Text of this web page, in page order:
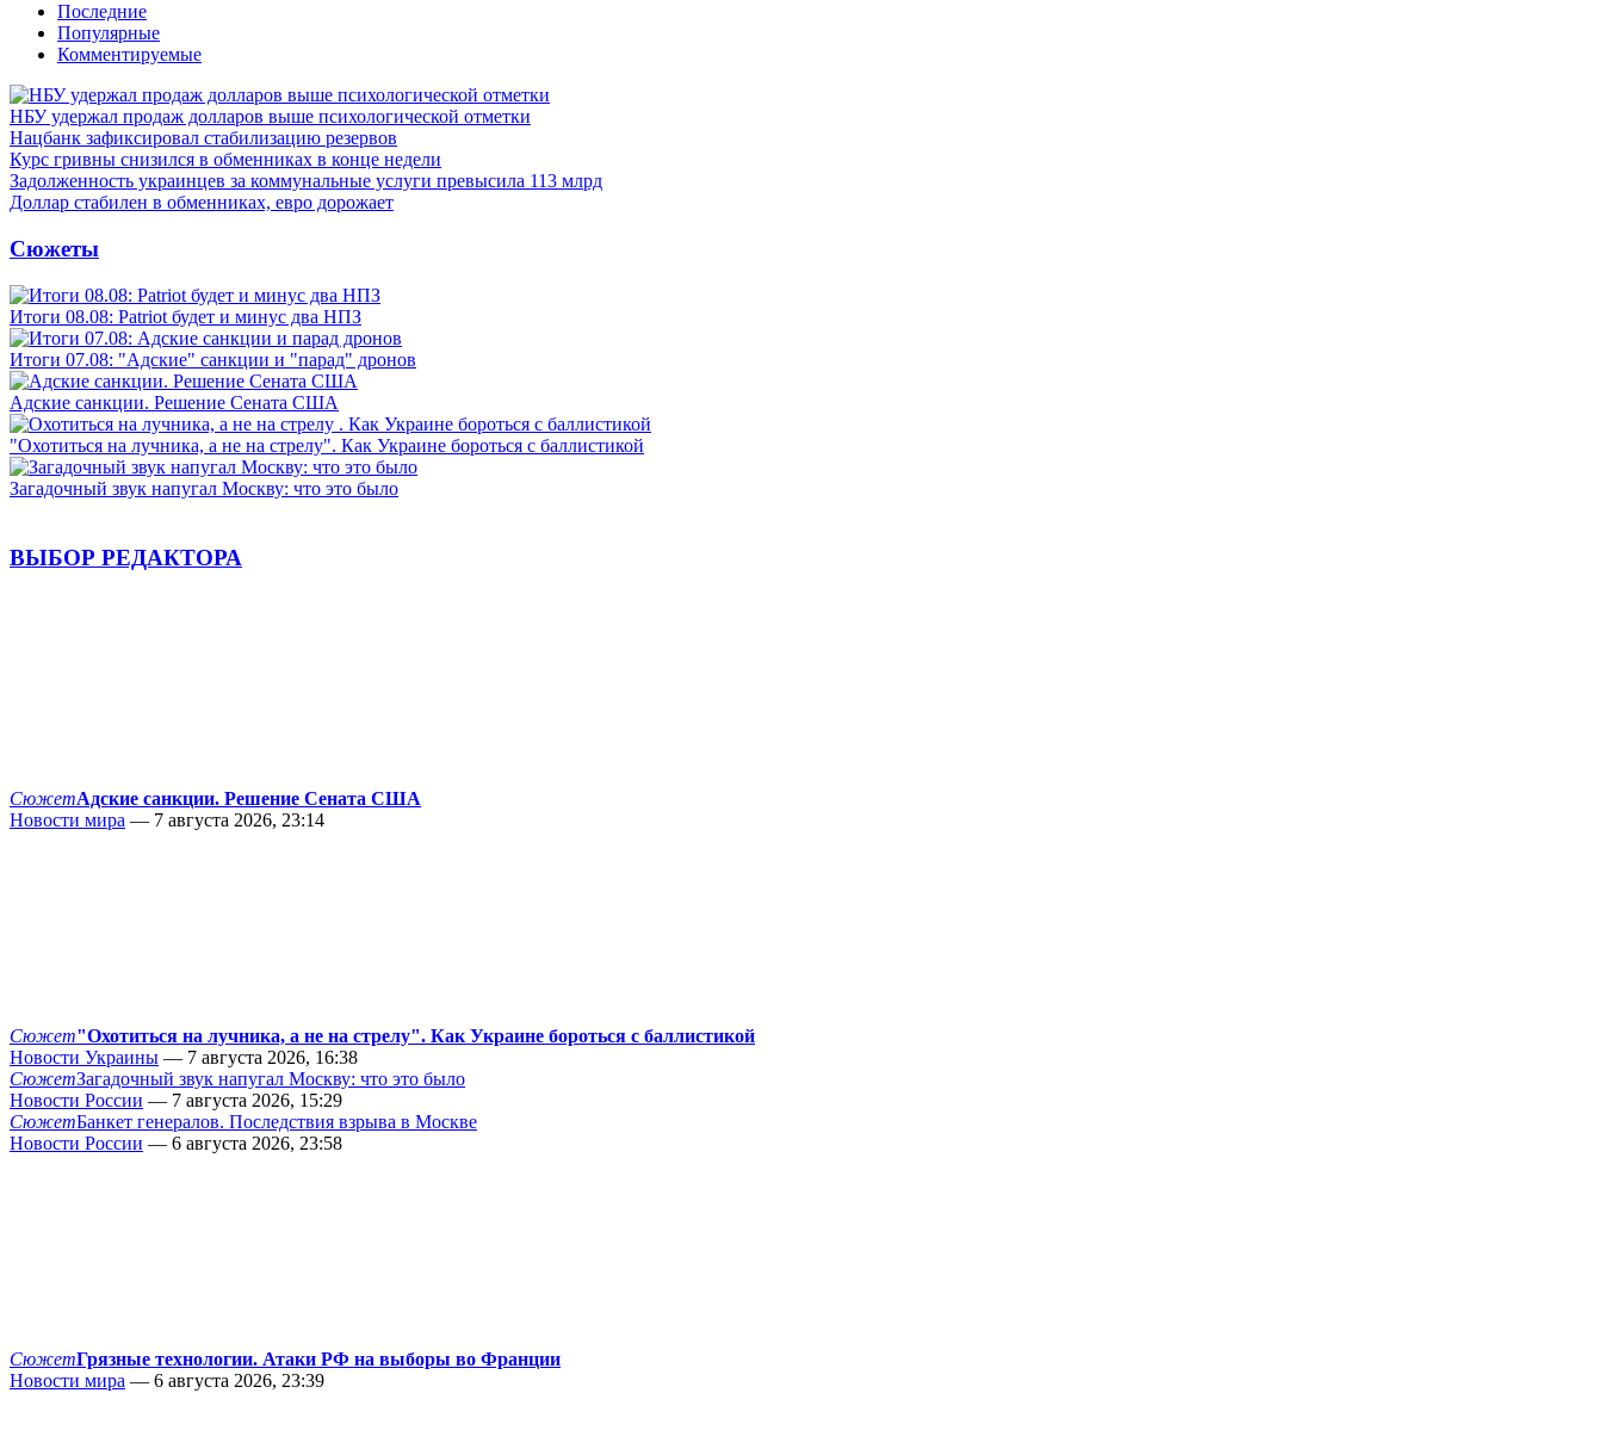
Последние
Популярные
Комментируемые
НБУ удержал продаж долларов выше психологической отметки
Нацбанк зафиксировал стабилизацию резервов
Курс гривны снизился в обменниках в конце недели
Задолженность украинцев за коммунальные услуги превысила 113 млрд
Доллар стабилен в обменниках, евро дорожает
Сюжеты
Итоги 08.08: Patriot будет и минус два НПЗ
Итоги 07.08: "Адские" санкции и "парад" дронов
Адские санкции. Решение Сената США
"Охотиться на лучника, а не на стрелу". Как Украине бороться с баллистикой
Загадочный звук напугал Москву: что это было
ВЫБОР РЕДАКТОРА
СюжетАдские санкции. Решение Сената США
Новости мира — 7 августа 2026, 23:14
Сюжет"Охотиться на лучника, а не на стрелу". Как Украине бороться с баллистикой
Новости Украины — 7 августа 2026, 16:38
СюжетЗагадочный звук напугал Москву: что это было
Новости России — 7 августа 2026, 15:29
СюжетБанкет генералов. Последствия взрыва в Москве
Новости России — 6 августа 2026, 23:58
СюжетГрязные технологии. Атаки РФ на выборы во Франции
Новости мира — 6 августа 2026, 23:39